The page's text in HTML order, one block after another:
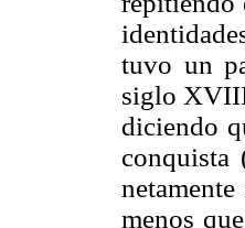
tuvo un
siglo XVIII
diciendo
conquista
menos